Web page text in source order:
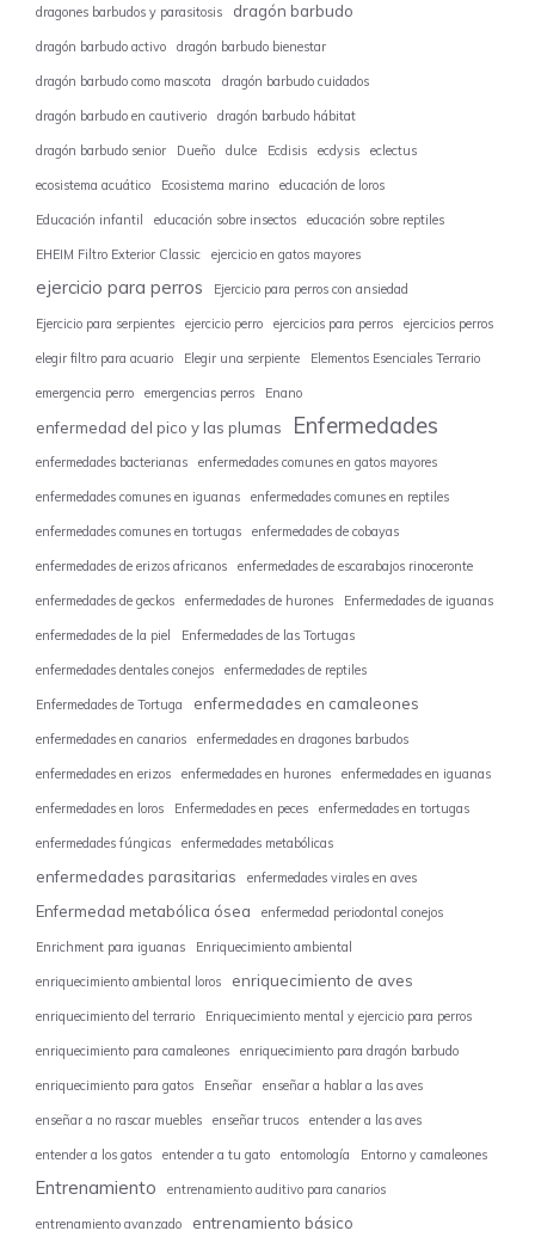
dragones barbudos y parasitosis dragón barbudo
dragón barbudo activo dragón barbudo bienestar
dragón barbudo como mascota dragón barbudo cuidados
dragón barbudo en cautiverio dragón barbudo hábitat
dragón barbudo senior Dueño dulce Ecdisis ecdysis eclectus
ecosistema acuático Ecosistema marino educación de loros
Educación infantil educación sobre insectos educación sobre reptiles
EHEIM Filtro Exterior Classic ejercicio en gatos mayores
ejercicio para perros Ejercicio para perros con ansiedad
Ejercicio para serpientes ejercicio perro ejercicios para perros ejercicios perros
elegir filtro para acuario Elegir una serpiente Elementos Esenciales Terrario
emergencia perro emergencias perros Enano
enfermedad del pico y las plumas Enfermedades
enfermedades bacterianas enfermedades comunes en gatos mayores
enfermedades comunes en iguanas enfermedades comunes en reptiles
enfermedades comunes en tortugas enfermedades de cobayas
enfermedades de erizos africanos enfermedades de escarabajos rinoceronte
enfermedades de geckos enfermedades de hurones Enfermedades de iguanas
enfermedades de la piel Enfermedades de las Tortugas
enfermedades dentales conejos enfermedades de reptiles
Enfermedades de Tortuga enfermedades en camaleones
enfermedades en canarios enfermedades en dragones barbudos
enfermedades en erizos enfermedades en hurones enfermedades en iguanas
enfermedades en loros Enfermedades en peces enfermedades en tortugas
enfermedades fúngicas enfermedades metabólicas
enfermedades parasitarias enfermedades virales en aves
Enfermedad metabólica ósea enfermedad periodontal conejos
Enrichment para iguanas Enriquecimiento ambiental
enriquecimiento ambiental loros enriquecimiento de aves
enriquecimiento del terrario Enriquecimiento mental y ejercicio para perros
enriquecimiento para camaleones enriquecimiento para dragón barbudo
enriquecimiento para gatos Enseñar enseñar a hablar a las aves
enseñar a no rascar muebles enseñar trucos entender a las aves
entender a los gatos entender a tu gato entomología Entorno y camaleones
Entrenamiento entrenamiento auditivo para canarios
entrenamiento avanzado entrenamiento básico